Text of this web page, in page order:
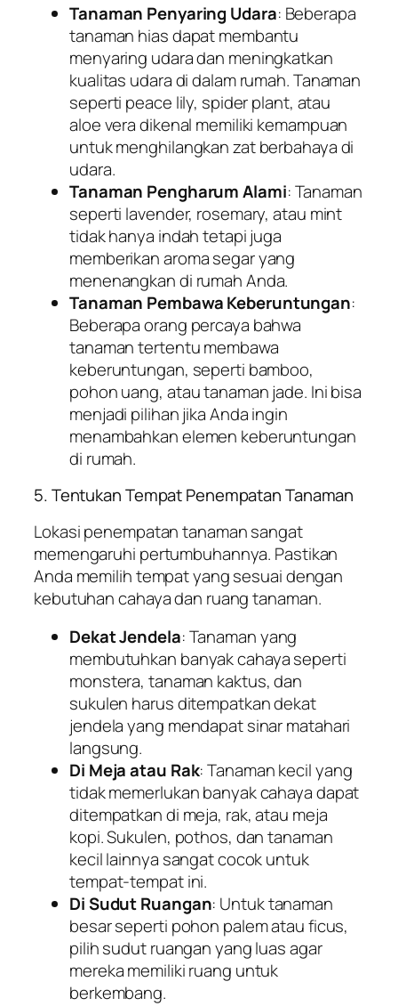
Tanaman Penyaring Udara: Beberapa
tanaman hias dapat membantu
menyaring udara dan meningkatkan
kualitas udara di dalam rumah. Tanaman
seperti peace lily, spider plant, atau
aloe vera dikenal memiliki kemampuan
untuk menghilangkan zat berbahaya di
udara.
Tanaman Pengharum Alami: Tanaman
seperti lavender, rosemary, atau mint
tidak hanya indah tetapi juga
memberikan aroma segar yang
menenangkan di rumah Anda.
Tanaman Pembawa Keberuntungan:
Beberapa orang percaya bahwa
tanaman tertentu membawa
keberuntungan, seperti bamboo,
pohon uang, atau tanaman jade. Ini bisa
menjadi pilihan jika Anda ingin
menambahkan elemen keberuntungan
di rumah.
5. Tentukan Tempat Penempatan Tanaman
Lokasi penempatan tanaman sangat
memengaruhi pertumbuhannya. Pastikan
Anda memilih tempat yang sesuai dengan
kebutuhan cahaya dan ruang tanaman.
Dekat Jendela: Tanaman yang
membutuhkan banyak cahaya seperti
monstera, tanaman kaktus, dan
sukulen harus ditempatkan dekat
jendela yang mendapat sinar matahari
langsung.
Di Meja atau Rak: Tanaman kecil yang
tidak memerlukan banyak cahaya dapat
ditempatkan di meja, rak, atau meja
kopi. Sukulen, pothos, dan tanaman
kecil lainnya sangat cocok untuk
tempat-tempat ini.
Di Sudut Ruangan: Untuk tanaman
besar seperti pohon palem atau ficus,
pilih sudut ruangan yang luas agar
mereka memiliki ruang untuk
berkembang.